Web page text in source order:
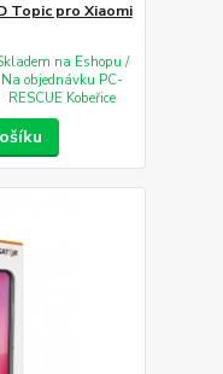
Topic pro Xiaomi
na Eshopu /
Na objednávku PC-
RESCUE Kobeřice